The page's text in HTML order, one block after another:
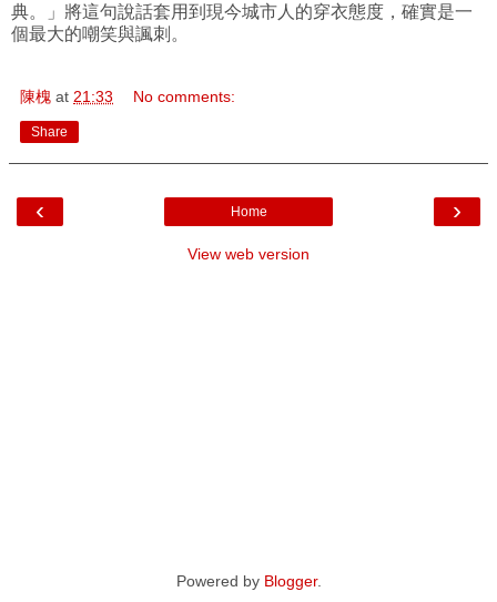
典。」將這句說話套用到現今城市人的穿衣態度，確實是一
個最大的嘲笑與諷刺。
陳槐 at 21:33 No comments:
Share
‹ ›
Home
View web version
Powered by Blogger.